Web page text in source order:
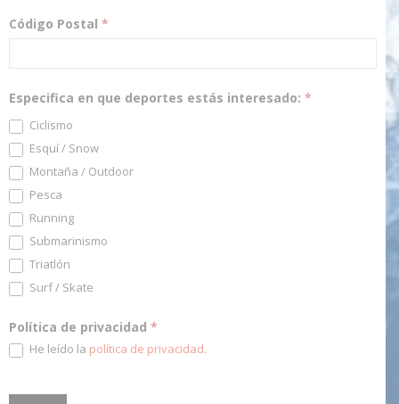
Código Postal *
Especifica en que deportes estás interesado: *
Ciclismo
Esquí / Snow
Montaña / Outdoor
Pesca
Running
Submarinismo
Triatlón
Surf / Skate
Política de privacidad *
He leído la política de privacidad.